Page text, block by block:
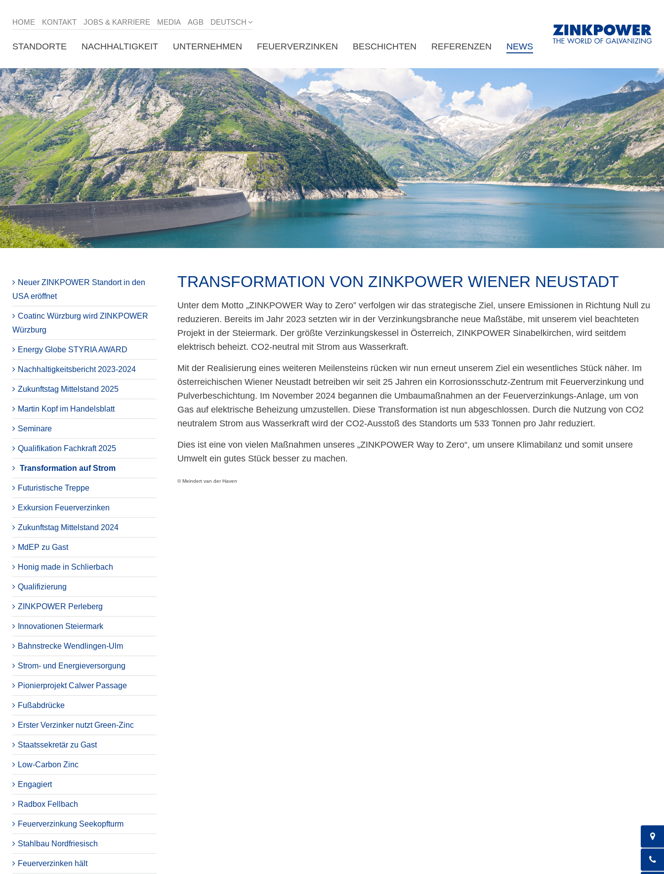
HOME KONTAKT JOBS & KARRIERE MEDIA AGB DEUTSCH
STANDORTE NACHHALTIGKEIT UNTERNEHMEN FEUERVERZINKEN BESCHICHTEN REFERENZEN NEWS
Neuer ZINKPOWER Standort in den
USA eröffnet
Coatinc Würzburg wird ZINKPOWER
Würzburg
Energy Globe STYRIA AWARD
Nachhaltigkeitsbericht 2023-2024
Zukunftstag Mittelstand 2025
Martin Kopf im Handelsblatt
Seminare
Qualifikation Fachkraft 2025
Transformation auf Strom
Futuristische Treppe
Exkursion Feuerverzinken
Zukunftstag Mittelstand 2024
MdEP zu Gast
Honig made in Schlierbach
Qualifizierung
ZINKPOWER Perleberg
Innovationen Steiermark
Bahnstrecke Wendlingen-Ulm
Strom- und Energieversorgung
Pionierprojekt Calwer Passage
Fußabdrücke
Erster Verzinker nutzt Green-Zinc
Staatssekretär zu Gast
Low-Carbon Zinc
Engagiert
Radbox Fellbach
Feuerverzinkung Seekopfturm
Stahlbau Nordfriesisch
Feuerverzinken hält
TRANSFORMATION VON ZINKPOWER WIENER NEUSTADT
Unter dem Motto „ZINKPOWER Way to Zero” verfolgen wir das strategische Ziel, unsere Emissionen in Richtung Null zu
reduzieren. Bereits im Jahr 2023 setzten wir in der Verzinkungsbranche neue Maßstäbe, mit unserem viel beachteten
Projekt in der Steiermark. Der größte Verzinkungskessel in Österreich, ZINKPOWER Sinabelkirchen, wird seitdem
elektrisch beheizt. CO2-neutral mit Strom aus Wasserkraft.
Mit der Realisierung eines weiteren Meilensteins rücken wir nun erneut unserem Ziel ein wesentliches Stück näher. Im
österreichischen Wiener Neustadt betreiben wir seit 25 Jahren ein Korrosionsschutz-Zentrum mit Feuerverzinkung und
Pulverbeschichtung. Im November 2024 begannen die Umbaumaßnahmen an der Feuerverzinkungs-Anlage, um von
Gas auf elektrische Beheizung umzustellen. Diese Transformation ist nun abgeschlossen. Durch die Nutzung von CO2
neutralem Strom aus Wasserkraft wird der CO2-Ausstoß des Standorts um 533 Tonnen pro Jahr reduziert.
Dies ist eine von vielen Maßnahmen unseres „ZINKPOWER Way to Zero“, um unsere Klimabilanz und somit unsere
Umwelt ein gutes Stück besser zu machen.
© Meindert van der Haven